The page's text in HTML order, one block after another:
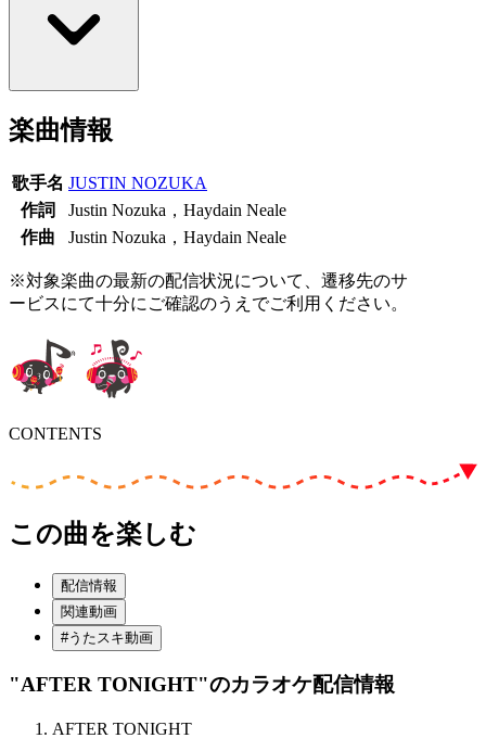
楽曲情報
歌手名 JUSTIN NOZUKA
作詞
Justin Nozuka，Haydain Neale
作曲
Justin Nozuka，Haydain Neale
※対象楽曲の最新の配信状況について、遷移先のサ
ービスにて十分にご確認のうえでご利用ください。
CONTENTS
この曲を楽しむ
配信情報
関連動画
#うたスキ動画
"AFTER TONIGHT"のカラオケ配信情報
AFTER TONIGHT